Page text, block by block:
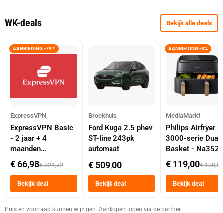
WK-deals Bekijk alle deals
AANBIEDING -79%
ExpressVPN
ExpressVPN Basic
- 2 jaar + 4
maanden
abonnement
€ 66,98€ 321,72
Bekijk deal
Broekhuis
Ford Kuga 2.5 phev
ST-line 243pk
automaat
€ 509,00
Bekijk deal
AANBIEDING -8%
MediaMarkt
Philips Airfryer
3000-serie Dual
Basket -
Dubbele Mand 9
Tot 6 Personen
Heteluchtfriteuse
Zwart
€ 119,00€ 130,00
Bekijk deal
Prijs en voorraad kunnen wijzigen. Aankopen lopen via de partner.